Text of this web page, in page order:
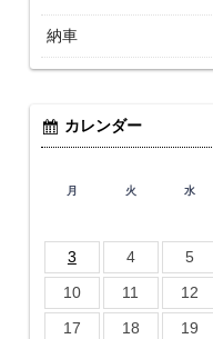
納車
カレンダー
月 火 水
3
4 5
10
11 12
17
18 19